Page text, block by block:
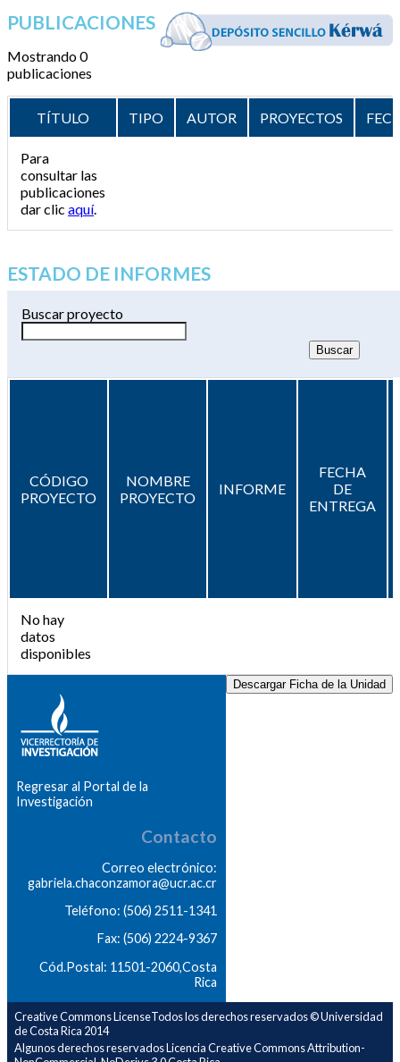
PUBLICACIONES
Mostrando 0
publicaciones
TÍTULO TIPO AUTOR PROYECTOS
Para
consultar las
publicaciones
dar clic aquí.
ESTADO DE INFORMES
Buscar proyecto
CÓDIGO
PROYECTO
NOMBRE
PROYECTO
INFORME
FECHA
DE
ENTREGA
No hay
datos
disponibles
Descargar Ficha de la Unidad
Regresar al Portal de la
Investigación
Contacto
Correo electrónico:
gabriela.chaconzamora@ucr.ac.cr
Teléfono: (506) 2511-1341
Fax: (506) 2224-9367
Cód.Postal: 11501-2060,Costa
Rica
Creative Commons LicenseTodos los derechos reservados © Universidad
de Costa Rica 2014
Algunos derechos reservados Licencia Creative Commons Attribution-